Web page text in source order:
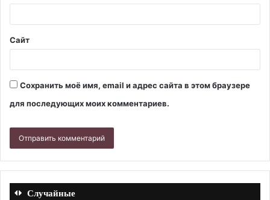
Сайт
Сохранить моё имя, email и адрес сайта в этом браузере
для последующих моих комментариев.
Случайные